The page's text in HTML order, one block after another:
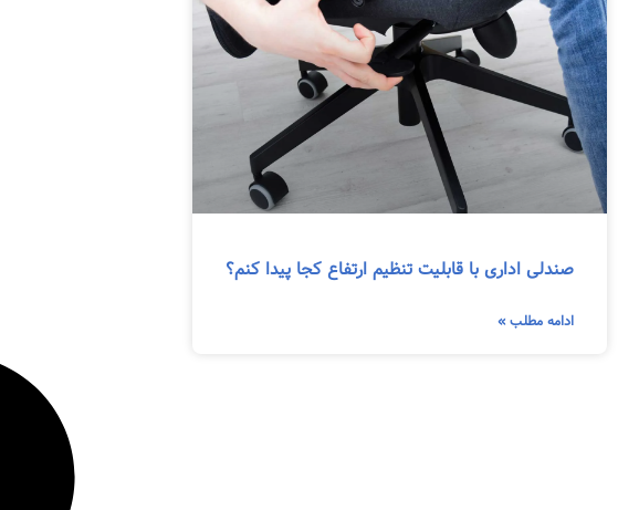
صندلی اداری با قابلیت تنظیم ارتفاع کجا پیدا کنم؟
ادامه مطلب »